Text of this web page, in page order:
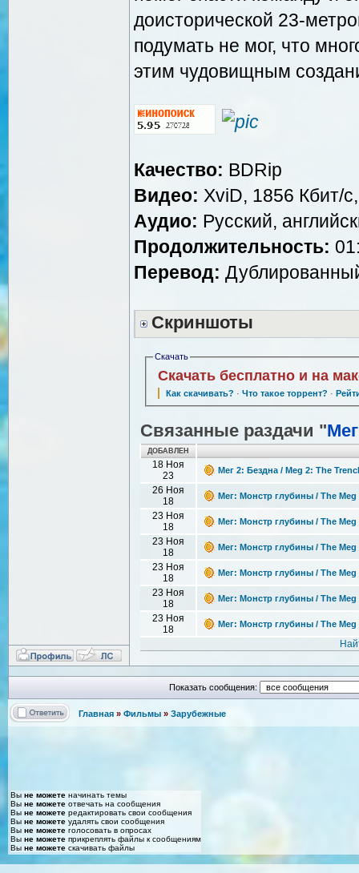
доисторической 23-
подумать не мог, что
этим чудовищным
Качество: BDRip
Видео: XviD, 1856 Кбит/
Аудио: Русский,
Продолжительность:
Перевод:
Скриншоты
Скачать
Скачать бесплатно и на
Как скачивать? · Что такое торрент? ·
Связанные раздачи "Мег
ДОБАВЛЕН
18 Ноя
23
Мег 2: Бездна / Meg 2: The
26 Ноя
18
Мег: Монстр глубины / The Meg
23 Ноя
18
Мег: Монстр глубины / The Meg
23 Ноя
18
Мег: Монстр глубины / The Meg
23 Ноя
18
Мег: Монстр глубины / The Meg
23 Ноя
18
Мег: Монстр глубины / The Meg
23 Ноя
18
Мег: Монстр глубины / The Meg
Показать сообщения:
Главная » Фильмы » Зарубежные
Вы не можете начинать темы
Вы не можете отвечать на сообщения
Вы не можете редактировать свои сообщения
Вы не можете удалять свои сообщения
Вы не можете голосовать в опросах
Вы не можете прикреплять файлы к сообщениям
Вы не можете скачивать файлы